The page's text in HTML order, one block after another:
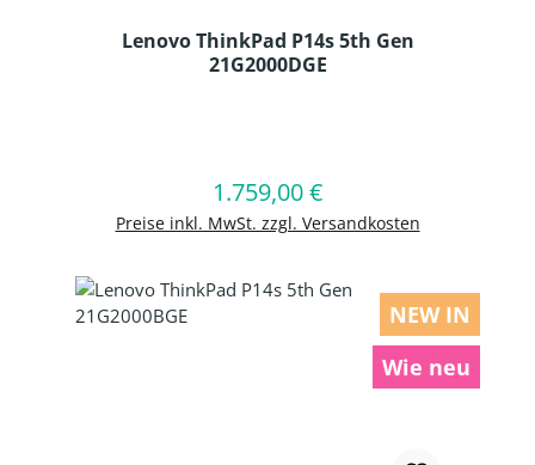
Lenovo ThinkPad P14s 5th Gen
21G2000DGE
Regulärer Preis:
1.759,00 €
Preise inkl. MwSt. zzgl. Versandkosten
In den Warenkorb
NEW IN
Wie neu